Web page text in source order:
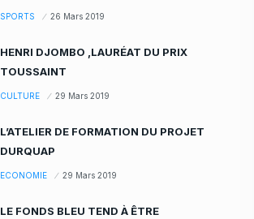
SPORTS 26 Mars 2019
HENRI DJOMBO ,LAURÉAT DU PRIX
TOUSSAINT
CULTURE 29 Mars 2019
L’ATELIER DE FORMATION DU PROJET
DURQUAP
ECONOMIE 29 Mars 2019
LE FONDS BLEU TEND À ÊTRE